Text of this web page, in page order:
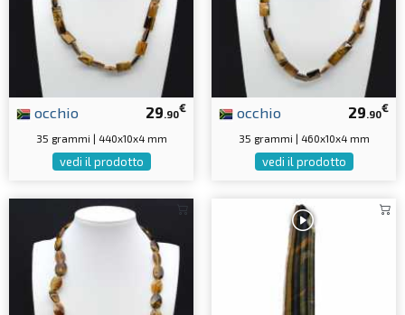
29 .90€
occhio
35 grammi | 440x10x4 mm
vedi il prodotto
29 .90€
occhio
35 grammi | 460x10x4 mm
vedi il prodotto